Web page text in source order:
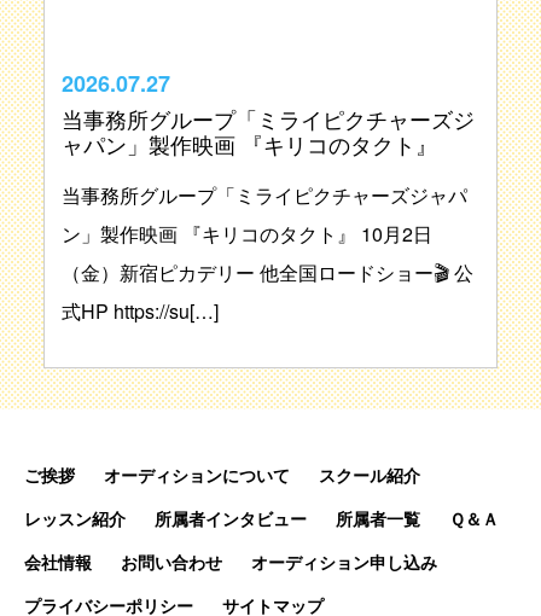
2026.07.27
当事務所グループ「ミライピクチャーズジ
ャパン」製作映画 『キリコのタクト』
当事務所グループ「ミライピクチャーズジャパ
ン」製作映画 『キリコのタクト』 10月2日
（金）新宿ピカデリー 他全国ロードショー🎬 公
式HP https://su[…]
ご挨拶 オーディションについて
スクール紹介
レッスン紹介
所属者インタビュー 所属者一覧
Ｑ＆Ａ
会社情報
お問い合わせ
オーディション申し込み
プライバシーポリシー
サイトマップ